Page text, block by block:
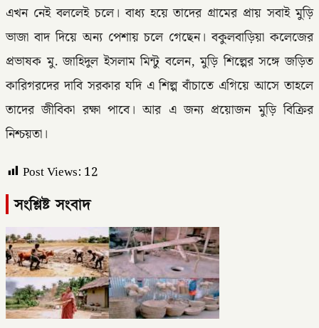
এখন নেই বললেই চলে। বাধ্য হয়ে তাদের গ্রামের প্রায় সবাই মুড়ি
ভাজা বাদ দিয়ে অন্য পেশায় চলে গেছেন। বকুলবাড়িয়া কলেজের
প্রভাষক মু. জাহিদুল ইসলাম মিন্টু বলেন, মুড়ি শিল্পের সঙ্গে জড়িত
কারিগরদের দাবি সরকার যদি এ শিল্প বাঁচাতে এগিয়ে আসে তাহলে
তাদের জীবিকা রক্ষা পাবে। আর এ জন্য প্রয়োজন মুড়ি বিক্রির
নিশ্চয়তা।
Post Views: 12
সংশ্লিষ্ট সংবাদ